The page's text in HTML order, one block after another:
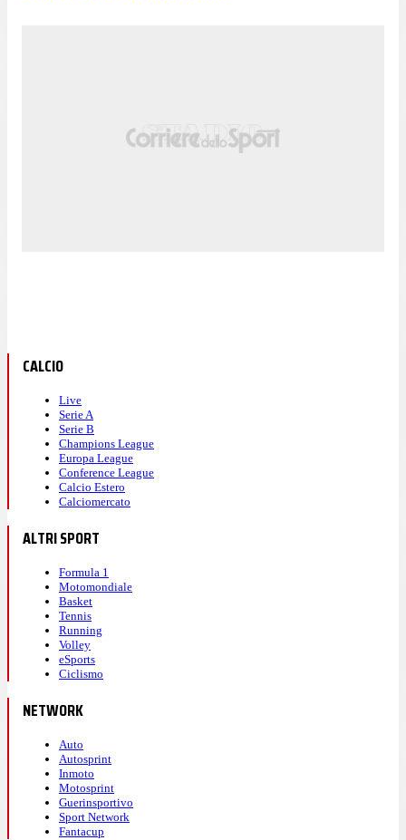
CALCIO
Live
Serie A
Serie B
Champions League
Europa League
Conference League
Calcio Estero
Calciomercato
ALTRI SPORT
Formula 1
Motomondiale
Basket
Tennis
Running
Volley
eSports
Ciclismo
NETWORK
Auto
Autosprint
Inmoto
Motosprint
Guerinsportivo
Sport Network
Fantacup